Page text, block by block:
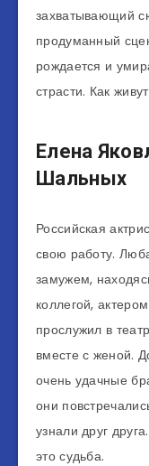
захватывающий
продуманный
рождается и
страсти. Как
Елена
Шальных
Российская
свою работу.
замужем,
коллегой,
прослужил в
вместе с женой.
очень удачные
они
узнали друг
это судьба.